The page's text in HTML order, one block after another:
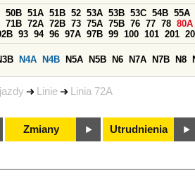
Linie Linia 72A
50B 51A 51B 52 53A 53B 53C 54B 55A
71B 72A 72B 73 75A 75B 76 77 78 80A
93 94 96 97A 97B 99 100 101 201
N4A N4B N5A N5B N6 N7A N7B N8
Zmiany Utrudnienia